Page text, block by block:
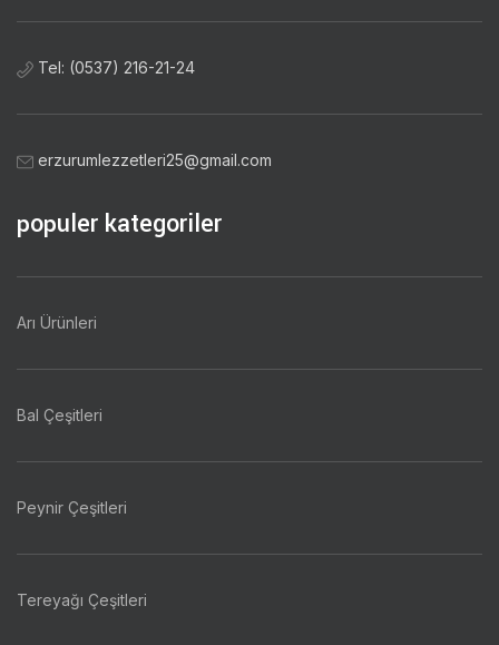
Tel: (0537) 216-21-24
erzurumlezzetleri25@gmail.com
populer kategoriler
Arı Ürünleri
Bal Çeşitleri
Peynir Çeşitleri
Tereyağı Çeşitleri